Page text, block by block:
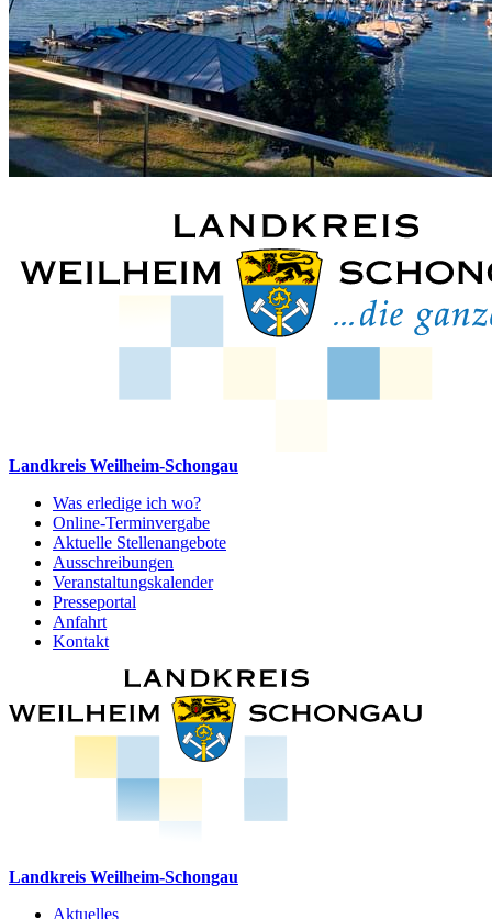
Landkreis Weilheim-Schongau
Was erledige ich wo?
Online-Terminvergabe
Aktuelle Stellenangebote
Ausschreibungen
Veranstaltungskalender
Presseportal
Anfahrt
Kontakt
Landkreis Weilheim-Schongau
Aktuelles